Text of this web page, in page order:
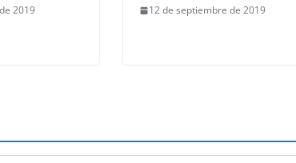
2019 12 de septiembre de 2019